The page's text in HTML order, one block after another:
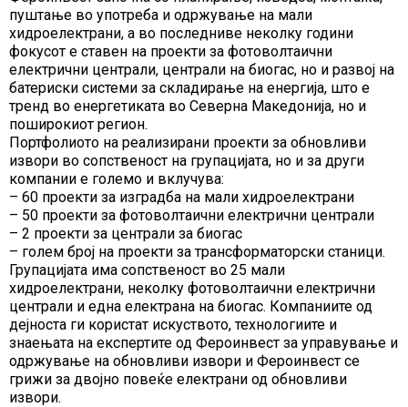
пуштање во употреба и одржување на мали
хидроелектрани, а во последниве неколку години
фокусот е ставен на проекти за фотоволтаични
електрични централи, централи на биогас, но и развој на
батериски системи за складирање на енергија, што е
тренд во енергетиката во Северна Македонија, но и
поширокиот регион.
Портфолиото на реализирани проекти за обновливи
извори во сопственост на групацијата, но и за други
компании е големо и вклучува:
– 60 проекти за изградба на мали хидроелектрани
– 50 проекти за фотоволтаични електрични централи
– 2 проекти за централи за биогас
– голем број на проекти за трансформаторски станици.
Групацијата има сопственост во 25 мали
хидроелектрани, неколку фотоволтаични електрични
централи и една електрана на биогас. Компаниите од
дејноста ги користат искуството, технологиите и
знаењата на експертите од Фероинвест за управување и
одржување на обновливи извори и Фероинвест се
грижи за двојно повеќе електрани од обновливи
извори.